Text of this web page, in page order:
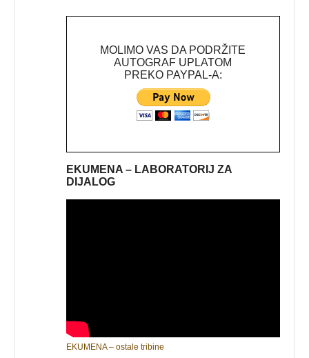
MOLIMO VAS DA PODRŽITE
AUTOGRAF UPLATOM
PREKO PAYPAL-A:
EKUMENA – LABORATORIJ ZA
DIJALOG
EKUMENA – ostale tribine